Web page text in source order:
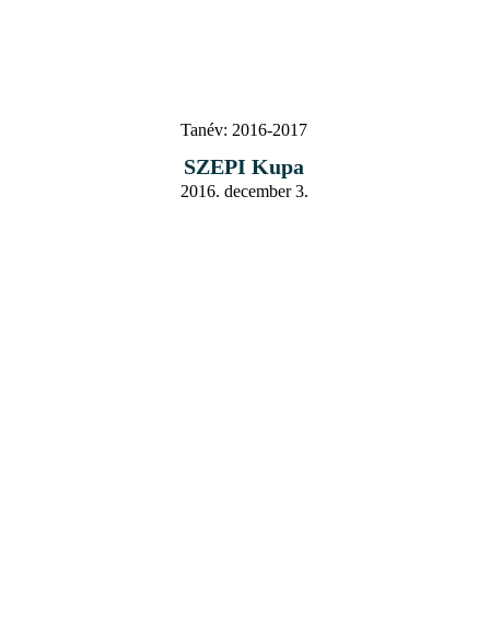
Tanév: 2016-2017
SZEPI Kupa
2016. december 3.